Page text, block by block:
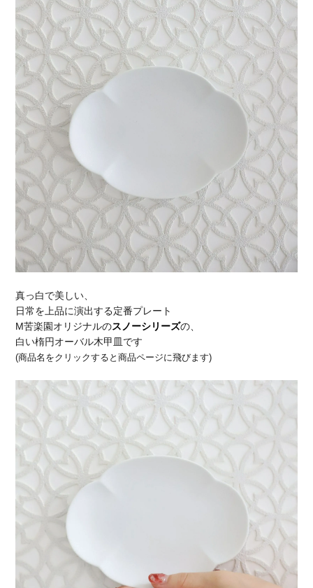
真っ白で美しい、
日常を上品に演出する定番プレート
M苦楽園オリジナルのスノーシリーズの、
白い楕円オーバル木甲皿です
(商品名をクリックすると商品ページに飛びます)